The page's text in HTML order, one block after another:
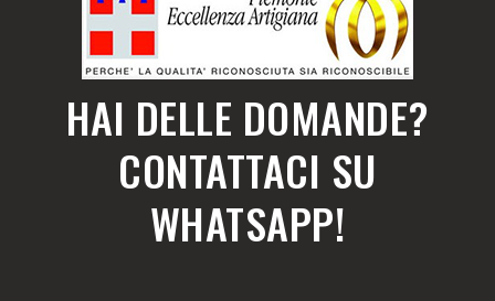
HAI DELLE DOMANDE?
CONTATTACI SU
WHATSAPP!